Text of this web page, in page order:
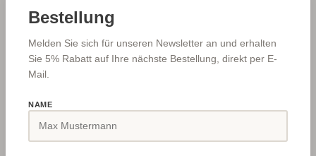
009060
✓
LAGERND AIC
Bestellung
Melden Sie sich für unseren Newsletter an und erhalten
Sie 5% Rabatt auf Ihre nächste Bestellung, direkt per E-
Mail.
NAME